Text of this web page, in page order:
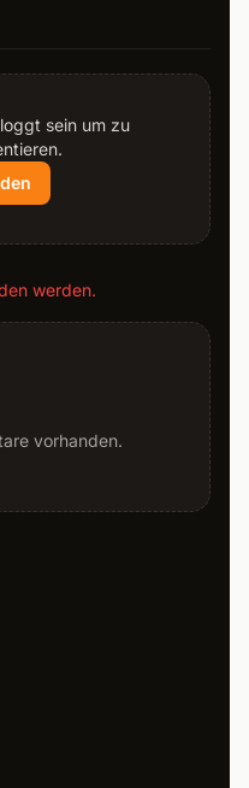
sein um zu
werden.
vorhanden.